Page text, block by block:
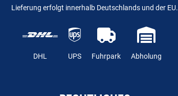
Lieferung erfolgt innerhalb Deutschlands und der EU.
DHL UPS Fuhrpark Abholung